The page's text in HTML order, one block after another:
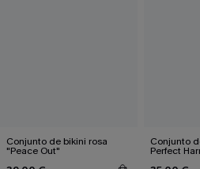
Conjunto de bikini rosa
"Peace Out"
Conjunto
Perfect